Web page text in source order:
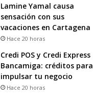
Lamine Yamal causa
sensación con sus
vacaciones en Cartagena
Hace 20 horas
Credi POS y Credi Express
Bancamiga: créditos para
impulsar tu negocio
Hace 20 horas